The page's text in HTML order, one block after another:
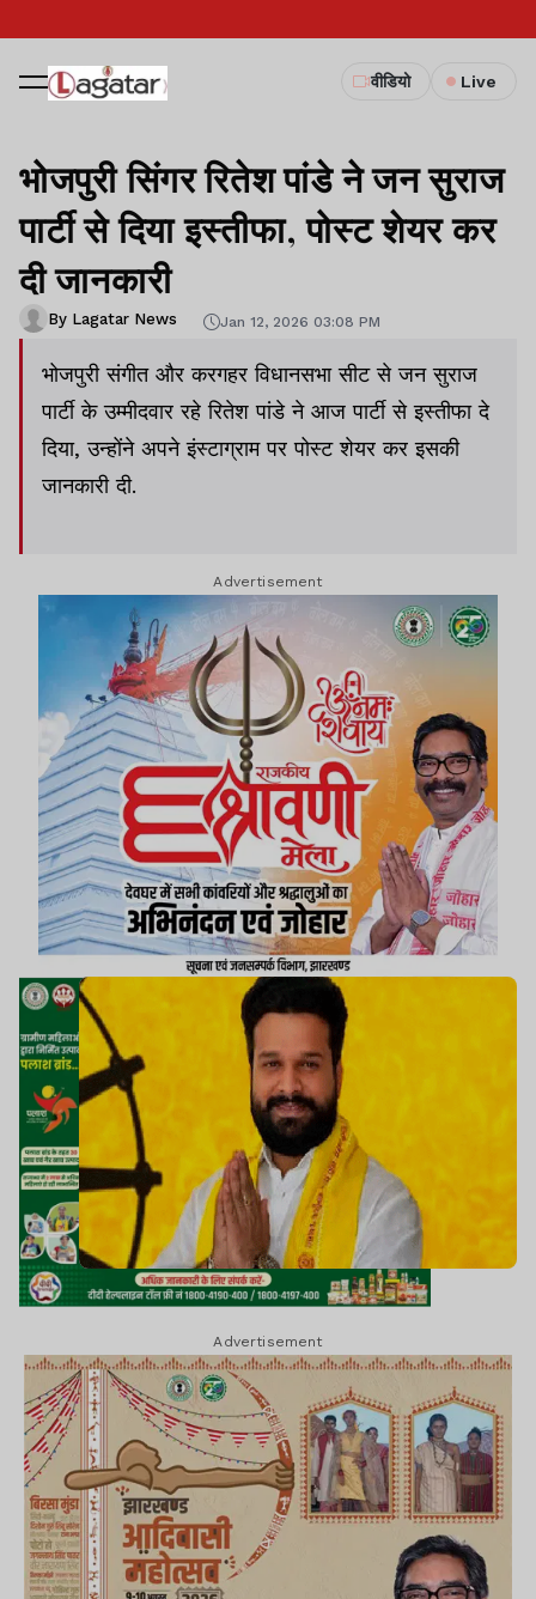
वीडियो Live
भोजपुरी सिंगर रितेश पांडे ने जन सुराज
पार्टी से दिया इस्तीफा, पोस्ट शेयर कर
दी जानकारी
By Lagatar News Jan 12, 2026 03:08 PM
भोजपुरी संगीत और करगहर विधानसभा सीट से जन सुराज
पार्टी के उम्मीदवार रहे रितेश पांडे ने आज पार्टी से इस्तीफा दे
दिया, उन्होंने अपने इंस्टाग्राम पर पोस्ट शेयर कर इसकी
जानकारी दी.
Advertisement
Advertisement